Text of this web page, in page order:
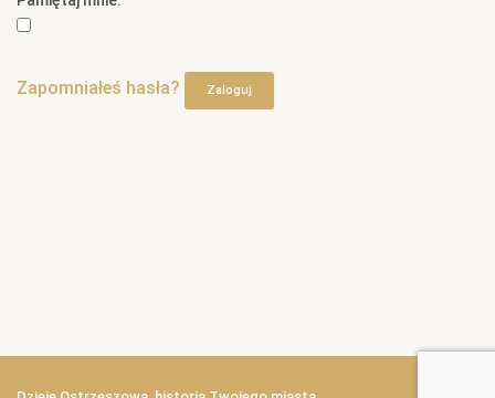
Zapomniałeś hasła? Zaloguj